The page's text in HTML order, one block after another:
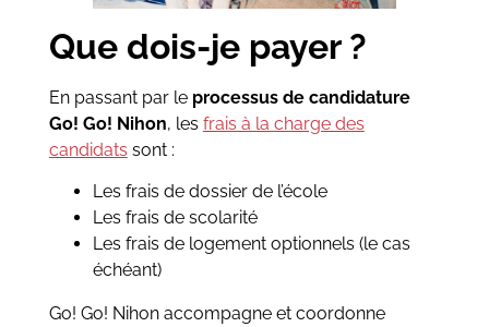
Que dois-je payer ?
En passant par le processus de candidature
Go! Go! Nihon, les frais à la charge des
candidats sont :
Les frais de dossier de l’école
Les frais de scolarité
Les frais de logement optionnels (le cas
échéant)
Go! Go! Nihon accompagne et coordonne